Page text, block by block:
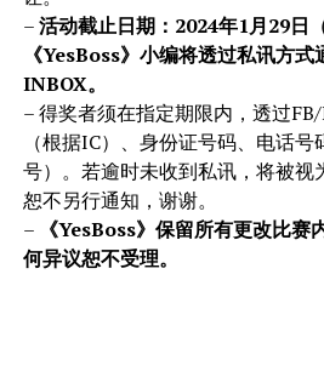
–活动截止日期：2024年1月29日
《YesBoss》小编将透过私讯方
INBOX。
– 得奖者须在指定期限内，透过
（根据IC）、身份证号码、电话
号）。若逾时未收到私讯，将被视
恕不另行通知，谢谢。
– 《YesBoss》保留所有更改比赛
何异议恕不受理。